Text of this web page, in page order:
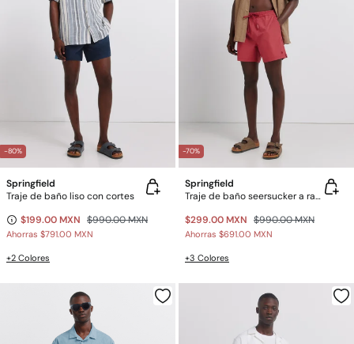
-80%
Springfield
Traje de baño liso con cortes
$199.00 MXN $990.00 MXN
Ahorras $791.00 MXN
+2 Colores
-70%
Springfield
Traje de baño seersucker a rayas
$299.00 MXN $990.00 MXN
Ahorras $691.00 MXN
+3 Colores